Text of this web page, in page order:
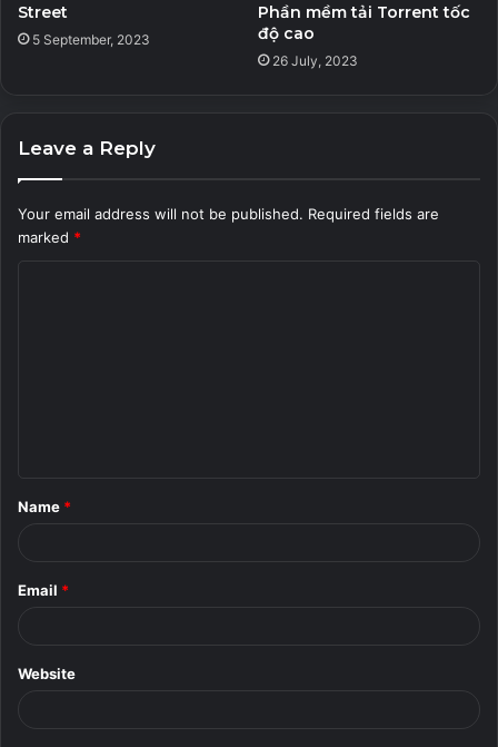
Street
5 September, 2023
Phần mềm tải Torrent tốc
độ cao
26 July, 2023
Leave a Reply
Your email address will not be published. Required fields are
marked *
*
Name *
Email *
Website